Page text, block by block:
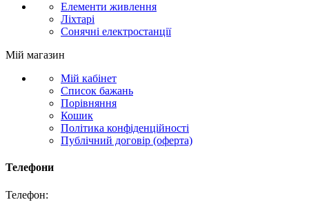
Елементи живлення
Ліхтарі
Сонячні електростанції
Мій магазин
Мій кабінет
Список бажань
Порівняння
Кошик
Політика конфіденційності
Публічний договір (оферта)
Телефони
Телефон: